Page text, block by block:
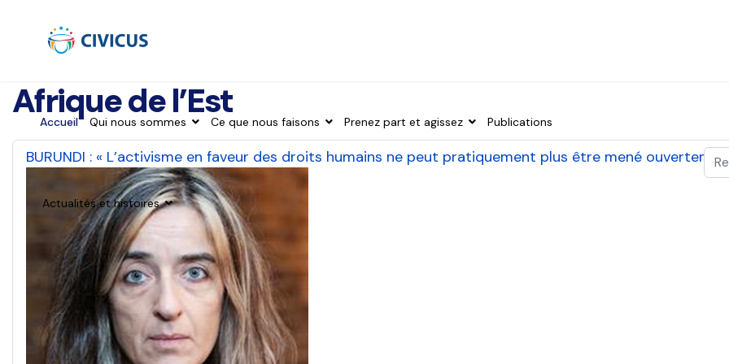
Accueil Qui nous sommes Ce que nous faisons Prenez part et agissez Publications
Actualités et histoires
Afrique de l’Est
BURUNDI : « L’activisme en faveur des droits humains ne peut pratiquement plus être mené